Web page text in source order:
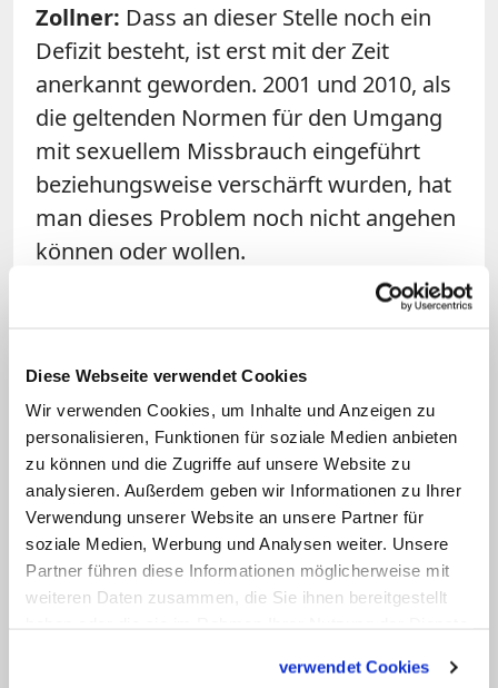
Diese Webseite verwendet Cookies
Wir verwenden Cookies, um Inhalte und Anzeigen zu
personalisieren, Funktionen für soziale Medien anbieten
zu können und die Zugriffe auf unsere Website zu
analysieren. Außerdem geben wir Informationen zu Ihrer
Verwendung unserer Website an unsere Partner für
soziale Medien, Werbung und Analysen weiter. Unsere
Partner führen diese Informationen möglicherweise mit
weiteren Daten zusammen, die Sie ihnen bereitgestellt
verwendet Cookies
Zollner: Dass an dieser Stelle noch ein
Defizit besteht, ist erst mit der Zeit
anerkannt geworden. 2001 und 2010, als
die geltenden Normen für den Umgang
mit sexuellem Missbrauch eingeführt
beziehungsweise verschärft wurden, hat
man dieses Problem noch nicht angehen
können oder wollen.
Frage: Die kirchenrechtliche Ahndung
Sensibilisierung der Bischöfe für
dieses Thema bestellt?
Zollner:Im September wird neben den
entsprechenden kirchenrechtlichen
Normen erstmals auch der Umgang mit
Opfern und Tätern von sexuellem
Missbrauch Bestandteil in dem jährlichen
Davon versprechen wir uns viel. Zudem